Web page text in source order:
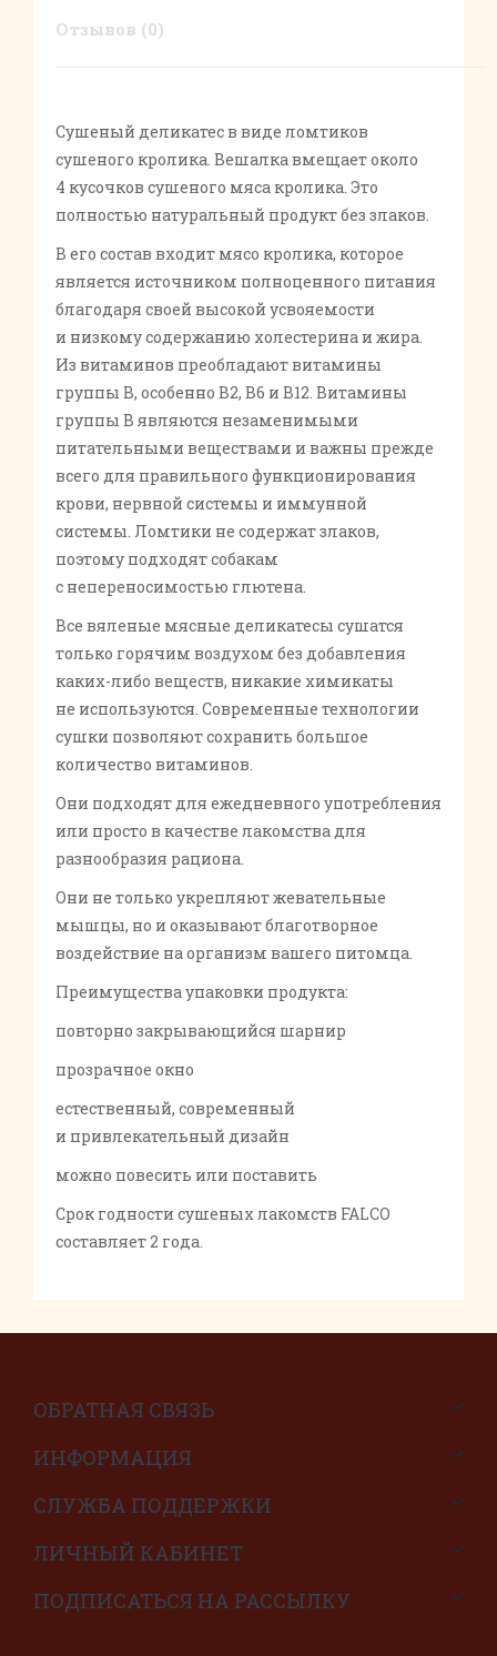
Отзывов (0)
Сушеный деликатес в виде ломтиков
сушеного кролика. Вешалка вмещает около
4 кусочков сушеного мяса кролика. Это
полностью натуральный продукт без злаков.
В его состав входит мясо кролика, которое
является источником полноценного питания
благодаря своей высокой усвояемости
и низкому содержанию холестерина и жира.
Из витаминов преобладают витамины
группы В, особенно В2, В6 и В12. Витамины
группы В являются незаменимыми
питательными веществами и важны прежде
всего для правильного функционирования
крови, нервной системы и иммунной
системы. Ломтики не содержат злаков,
поэтому подходят собакам
с непереносимостью глютена.
Все вяленые мясные деликатесы сушатся
только горячим воздухом без добавления
каких-либо веществ, никакие химикаты
не используются. Современные технологии
сушки позволяют сохранить большое
количество витаминов.
Они подходят для ежедневного употребления
или просто в качестве лакомства для
разнообразия рациона.
Они не только укрепляют жевательные
мышцы, но и оказывают благотворное
воздействие на организм вашего питомца.
Преимущества упаковки продукта:
повторно закрывающийся шарнир
прозрачное окно
естественный, современный
и привлекательный дизайн
можно повесить или поставить
Срок годности сушеных лакомств FALCO
составляет 2 года.
ОБРАТНАЯ СВЯЗЬ
ИНФОРМАЦИЯ
СЛУЖБА ПОДДЕРЖКИ
ЛИЧНЫЙ КАБИНЕТ
ПОДПИСАТЬСЯ НА РАССЫЛКУ